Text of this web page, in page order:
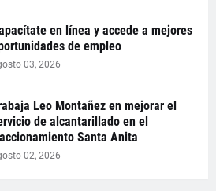
en línea y accede a mejores
de empleo
03, 2026
Leo Montañez en mejorar el
de alcantarillado en el
Santa Anita
02, 2026